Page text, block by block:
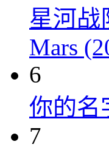
星河战
Mars
6
你的名
7